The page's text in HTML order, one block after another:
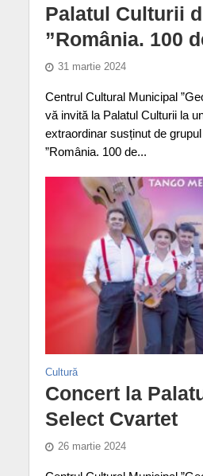
Palatul Culturii
”România. 100
31 martie 2024
Centrul Cultural Municipal
vă invită la Palatul Culturii la
extraordinar susținut de
”România. 100 de...
Cultură
Concert la
Select Cvartet
26 martie 2024